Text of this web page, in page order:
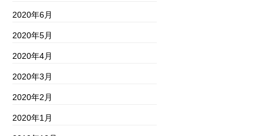
2020年6月
2020年5月
2020年4月
2020年3月
2020年2月
2020年1月